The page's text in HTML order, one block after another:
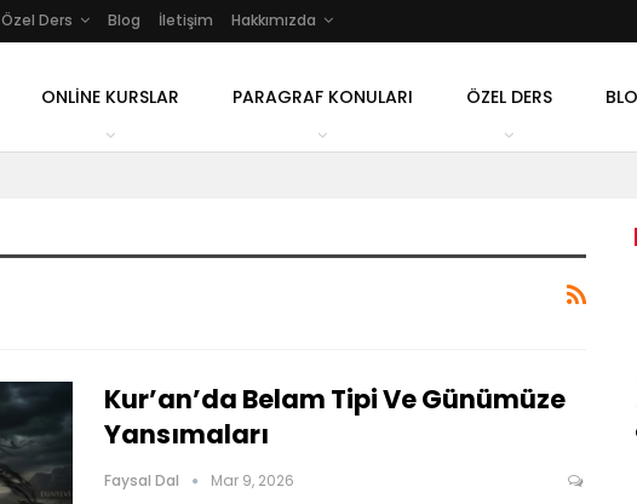
Özel Ders Blog İletişim Hakkımızda
ONLINE KURSLAR PARAGRAF KONULARI ÖZEL DERS
Kur’an’da Belam Tipi Ve Günümüze
Yansımaları
Faysal Dal Mar 9, 2026